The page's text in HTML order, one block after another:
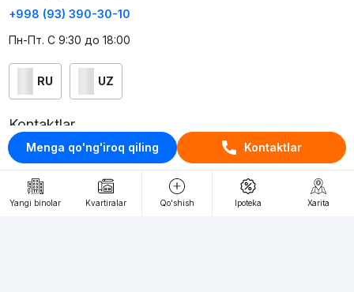
Menga qo'ng'iroq qiling Kontaktlar
Yangi binolar Kvartiralar Qo'shish Ipoteka Xarita
+998 (93) 390-30-10
Пн-Пт. С 9:30 до 18:00
RU UZ
Kontaktlar
loyiha haqida
Webnow © loyihasi
Foydalanish shartlari